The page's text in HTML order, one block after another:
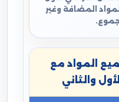
المضافة وغير
المواد مع
والثاني